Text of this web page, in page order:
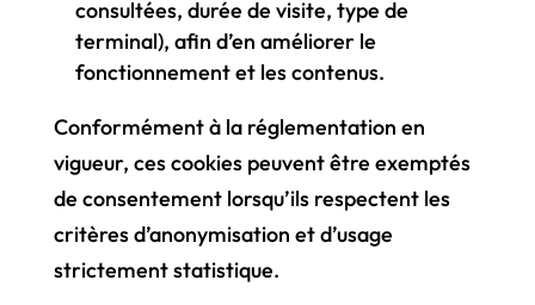
consultées, durée de visite, type de
terminal), afin d’en améliorer le
fonctionnement et les contenus.
Conformément à la réglementation en
vigueur, ces cookies peuvent être exemptés
de consentement lorsqu’ils respectent les
critères d’anonymisation et d’usage
strictement statistique.